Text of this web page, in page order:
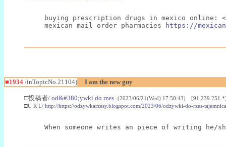
buying prescription drugs in mexico online:
mexican mail order pharmacies
https://
■1934 /inTopicNo.21104) I am the new guy
□投稿者/ od&#380;ywki do rzes -(2023/06/21(Wed) 17:50:43)
□U R L/ http://https://odzywkarzesy.blogspot.com/2023/06/odzywki-do-rzes-
When someone writes an piece of writing